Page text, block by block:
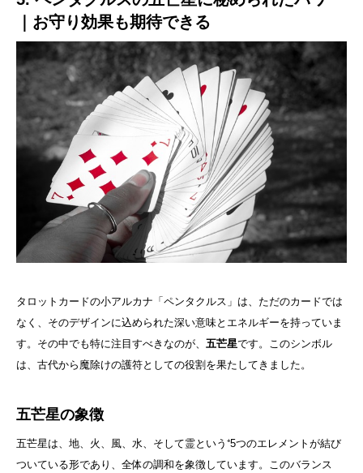
｜お守り効果も期待できる
タロットカードの小アルカナ「ペンタクルス」は、ただのカードでは
なく、そのデザインに込められた深い意味とエネルギーを持っていま
す。その中でも特に注目すべきなのが、 五芒星です。このシンボル
は、古代から魔除けの護符としての役割を果たしてきました。
五芒星の象徴
五芒星は、地、火、風、水、そして霊という⁺5つのエレメントが結び
ついている形であり、全体の調和を象徴しています。このバランス